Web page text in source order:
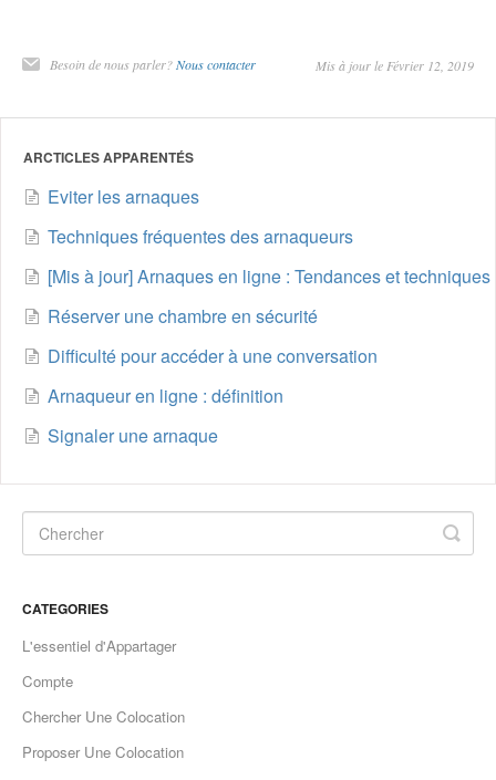
Besoin de nous parler?Nous contacter Mis à jour le Février 12, 2019
ARCTICLES APPARENTÉS
Eviter les arnaques
Techniques fréquentes des arnaqueurs
[Mis à jour] Arnaques en ligne : Tendances et techniques
Réserver une chambre en sécurité
Difficulté pour accéder à une conversation
Arnaqueur en ligne : définition
Signaler une arnaque
CATEGORIES
L'essentiel d'Appartager
Compte
Chercher Une Colocation
Proposer Une Colocation